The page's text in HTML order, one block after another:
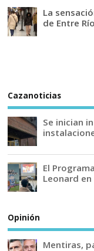
La
de Entre
Cazanoticias
Se inician
El
Leonard
Opinión
Mentiras,